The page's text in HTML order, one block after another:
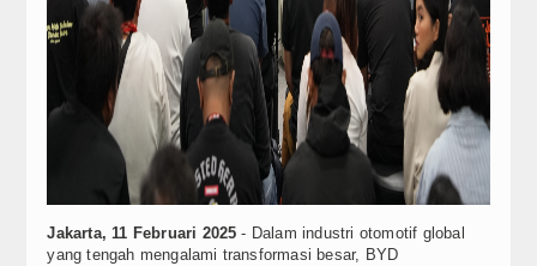
STEREO NETWORK
Home Audio & Visual
Jakarta, 11 Februari 2025 - Dalam industri otomotif global
yang tengah mengalami transformasi besar, BYD